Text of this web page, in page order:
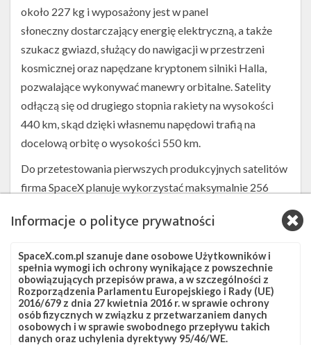
około 227 kg i wyposażony jest w panel
słoneczny dostarczający energię elektryczną, a także
szukacz gwiazd, służący do nawigacji w przestrzeni
kosmicznej oraz napędzane kryptonem silniki Halla,
pozwalające wykonywać manewry orbitalne. Satelity
odłączą się od drugiego stopnia rakiety na wysokości
440 km, skąd dzięki własnemu napędowi trafią na
docelową orbitę o wysokości 550 km.
Do przetestowania pierwszych produkcyjnych satelitów
firma SpaceX planuje wykorzystać maksymalnie 256
Waszyngton – Seattle, Redmond, Bellevue oraz Burien.
budynków.
W czasie misji Starlink-1 użyty zostanie pierwszy
stopień rakiety Falcon 9, który wcześniej brał udział w
misjachTelstar 18 VANTAGEoraz Iridium-8. Tym razem
Informacje o polityce prywatności
SpaceX.com.pl szanuje dane osobowe Użytkowników i
spełnia wymogi ich ochrony wynikające z powszechnie
obowiązujących przepisów prawa, a w szczególności z
Rozporządzenia Parlamentu Europejskiego i Rady (UE)
2016/679 z dnia 27 kwietnia 2016 r. w sprawie ochrony
osób fizycznych w związku z przetwarzaniem danych
osobowych i w sprawie swobodnego przepływu takich
danych oraz uchylenia dyrektywy 95/46/WE.